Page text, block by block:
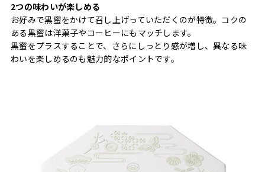
2つの味わいが楽しめる
お好みで黒蜜をかけて召し上げっていただくのが特徴。コクの
ある黒蜜は洋菓子やコーヒーにもマッチします。
黒蜜をプラスすることで、さらにしっとり感が増し、異なる味
わいを楽しめるのも魅力的なポイントです。